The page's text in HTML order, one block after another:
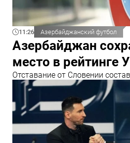
11:26 Азербайджанский футбол
Азербайджан
место в рейтинге
Отставание от Словении